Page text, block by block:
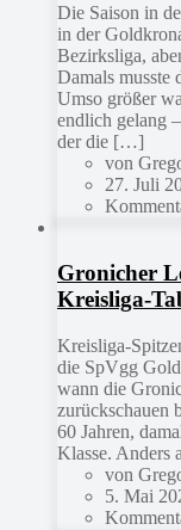
Die Saison in
in der
Bezirksliga,
Damals musste
Umso größer
endlich gelang
der die […]
von
27. Juli
Gronicher
Kreisliga-
Kreisliga-
die SpVgg
wann die
zurückschauen
60 Jahren,
Klasse. Anders
von
5. Mai